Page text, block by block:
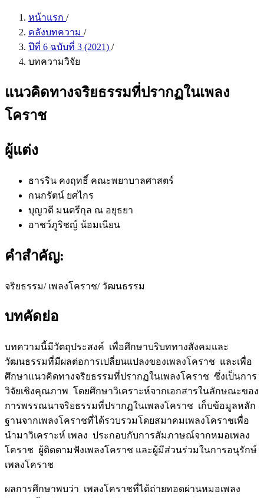
หน้าแรก /
คลังบทความ /
ปีที่ 6 ฉบับที่ 3 (2021) /
บทความวิจัย
แนวคิดทางจริยธรรมที่ปรากฏในเพลง
โคราช
ผู้แต่ง
ธารริน คงฤทธิ์ คณะพยาบาลศาสตร์
กนกรัตน์ ยศไกร
บุญวดี มนตรีกุล ณ อยุธยา
อาชว์ภูริชญ์ น้อมเนียน
คำสำคัญ:
จริยธรรม/ เพลงโคราช/ วัฒนธรรม
บทคัดย่อ
บทความนี้มีวัตถุประสงค์ เพื่อศึกษาบริบททางสังคมและ
วัฒนธรรมที่มีผลต่อการเปลี่ยนแปลงของเพลงโคราช และเพื่อ
ศึกษาแนวคิดทางจริยธรรมที่ปรากฏในเพลงโคราช ซึ่งเป็นการ
วิจัยเชิงคุณภาพ โดยศึกษาวิเคราะห์จากเอกสารในลักษณะของ
การพรรณนาจริยธรรมที่ปรากฏในเพลงโคราช เก็บข้อมูลหลัก
ฐานจากเพลงโคราชที่ได้รวบรวมโดยสมาคมเพลงโคราชเพื่อ
นำมาวิเคราะห์ เพลง ประกอบกับการสัมภาษณ์จากหมอเพลง
โคราช ผู้ติดตามฟังเพลงโคราช และผู้มีส่วนร่วมในการอนุรักษ์
เพลงโคราช
ผลการศึกษาพบว่า เพลงโคราชที่ได้ถ่ายทอดผ่านหมอเพลง